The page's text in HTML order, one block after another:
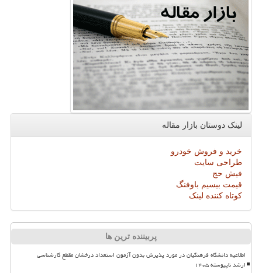
لینک دوستان بازار مقاله
خرید و فروش خودرو
طراحی سایت
فیش حج
قیمت بیسیم باوفنگ
کوتاه کننده لینک
پربیننده ترین ها
اطلاعیه دانشگاه فرهنگیان در مورد پذیرش بدون آزمون استعداد درخشان مقطع کارشناسی
ارشد ناپیوسته ۱۴۰۵